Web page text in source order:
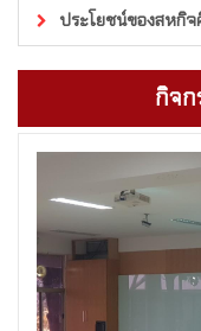
ประโยชน์ของสหกิ
กิจก